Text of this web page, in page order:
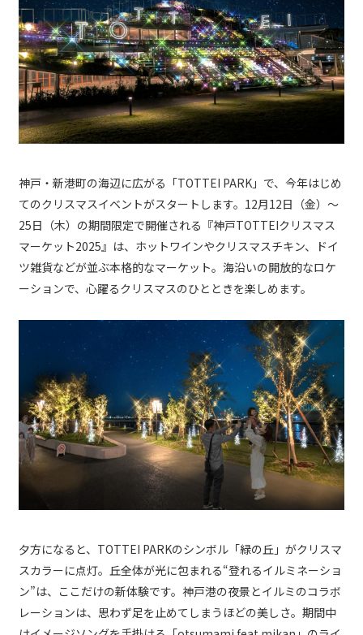
神戸・新港町の海辺に広がる「TOTTEI PARK」で、今年はじめ
てのクリスマスイベントがスタートします。12月12日（金）〜
25日（木）の期間限定で開催される『神戸TOTTEIクリスマス
マーケット2025』は、ホットワインやクリスマスチキン、ドイ
ツ雑貨などが並ぶ本格的なマーケット。海沿いの開放的なロケ
ーションで、心躍るクリスマスのひとときを楽しめます。
夕方になると、TOTTEI PARKのシンボル「緑の丘」がクリスマ
スカラーに点灯。丘全体が光に包まれる“登れるイルミネーショ
ン”は、ここだけの新体験です。神戸港の夜景とイルミのコラボ
レーションは、思わず足を止めてしまうほどの美しさ。期間中